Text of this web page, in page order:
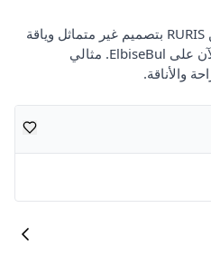
اكتشف فستان السهرة الأنيق من RURIS بتصميم غير متماثل وياقة
متقاطعة باللون الأسود، متوفر الآن على ElbiseBul. مثالي
والأناقة.